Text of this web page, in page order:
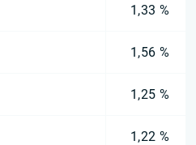
1,33 %
1,56 %
1,25 %
1,22 %